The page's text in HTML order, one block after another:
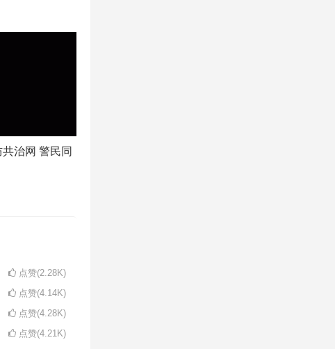
治网 警民同
点赞(2.28K)
点赞(4.14K)
点赞(4.28K)
点赞(4.21K)